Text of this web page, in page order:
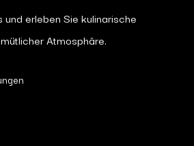
und erleben Sie kulinarische
Atmosphäre.